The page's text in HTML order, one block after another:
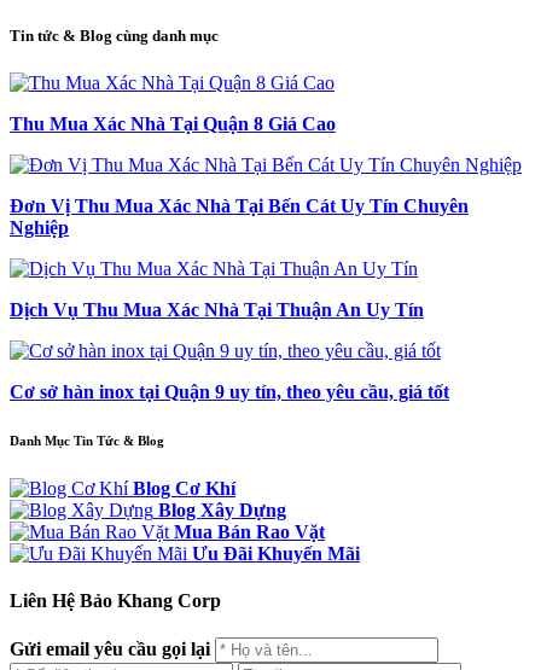
Tin tức & Blog cùng danh mục
Thu Mua Xác Nhà Tại Quận 8 Giá Cao
Đơn Vị Thu Mua Xác Nhà Tại Bến Cát Uy Tín Chuyên
Nghiệp
Dịch Vụ Thu Mua Xác Nhà Tại Thuận An Uy Tín
Cơ sở hàn inox tại Quận 9 uy tín, theo yêu cầu, giá tốt
Danh Mục Tin Tức & Blog
Blog Cơ Khí
Blog Xây Dựng
Mua Bán Rao Vặt
Ưu Đãi Khuyến Mãi
Liên Hệ Bảo Khang Corp
Gửi email yêu cầu gọi lại